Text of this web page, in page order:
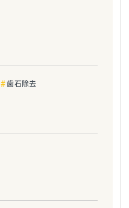
歯石除去